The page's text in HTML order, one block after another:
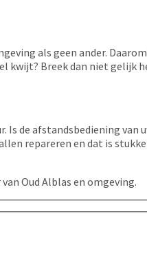
als geen ander.
kwijt? Breek dan niet
de afstandsbediening
repareren en dat is
Oud Alblas en omgeving.